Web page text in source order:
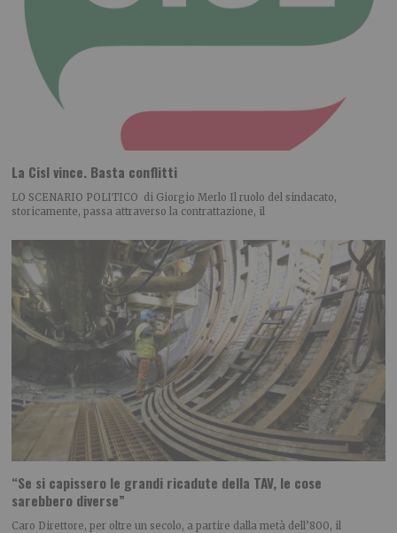
La Cisl vince. Basta conflitti
LO SCENARIO POLITICO di Giorgio Merlo Il ruolo del sindacato,
storicamente, passa attraverso la contrattazione, il
“Se si capissero le grandi ricadute della TAV, le cose
sarebbero diverse”
Caro Direttore, per oltre un secolo, a partire dalla metà dell’800, il